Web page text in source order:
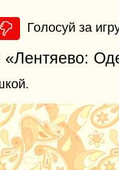
Голосуй за
«Лентяево: